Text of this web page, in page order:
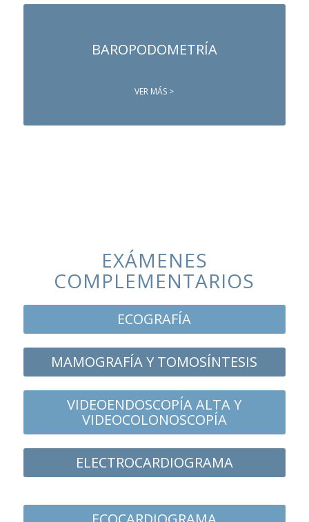
BAROPODOMETRÍA
VER MÁS >
EXÁMENES
COMPLEMENTARIOS
ECOGRAFÍA
MAMOGRAFÍA Y TOMOSÍNTESIS
VIDEOENDOSCOPÍA ALTA Y
VIDEOCOLONOSCOPÍA
ELECTROCARDIOGRAMA